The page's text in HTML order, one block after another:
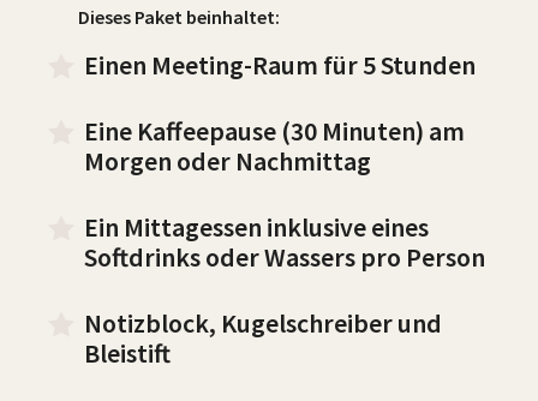
Dieses Paket beinhaltet:
Einen Meeting-Raum für 5 Stunden
Eine Kaffeepause (30 Minuten) am
Morgen oder Nachmittag
Ein Mittagessen inklusive eines
Softdrinks oder Wassers pro Person
Notizblock, Kugelschreiber und
Bleistift